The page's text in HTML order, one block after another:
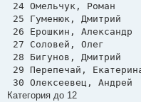
24 Омельчук,
25 Гуменюк,
26 Ерошкин,
27 Соловей, Олег
28 Бигунов,
29 Перепечай,
30 Олексеевец,
Категория до 12